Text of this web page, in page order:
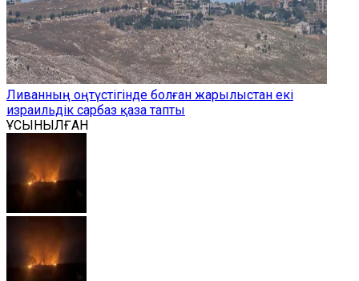
Ливанның оңтүстігінде болған жарылыстан екі
израильдік сарбаз қаза тапты
ҰСЫНЫЛҒАН